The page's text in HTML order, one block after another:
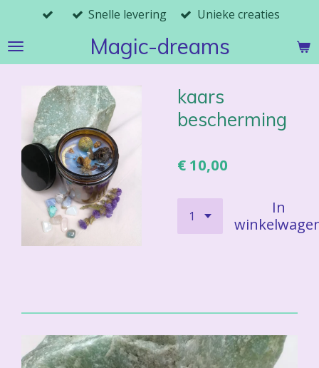
naar
de
hoofdinhoud
Magic-dreams
Snelle levering Unieke creaties
kaars
bescherming
€ 10,00
In